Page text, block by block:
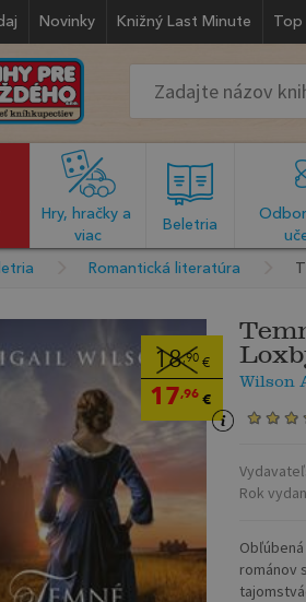
Novinky Knižný Last Minute
Hry, hračky a
viac
Beletria
Romantická literatúra
18,90 €
17,96 €
Wilson
Rok
románov